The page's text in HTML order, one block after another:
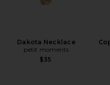
Dakota Necklace
petit moments
$35